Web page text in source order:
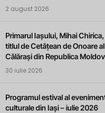
2 august 2026
Primarul Iașului, Mihai
titlul de Cetățean de Onoare
Călărași din Republica
30 iulie 2026
Programul estival al
culturale din Iași – iulie 2026